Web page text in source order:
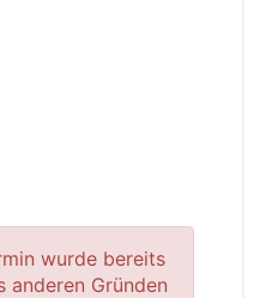
wurde bereits
anderen Gründen